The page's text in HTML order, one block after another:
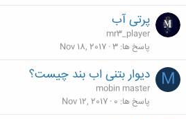
پرتی آب
mr3_player
پاسخ ها 3
Nov 18, 2017
M دیوار بتنی اب بند چیست؟
mobin master
پاسخ ها 0
Nov 12, 2017